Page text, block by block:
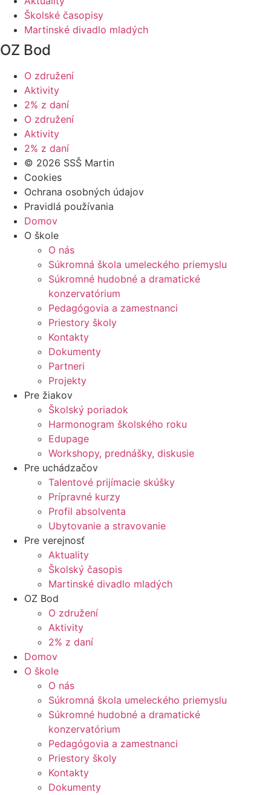
Školské časopisy
Martinské divadlo mladých
OZ Bod
O združení
Aktivity
2% z daní
O združení
Aktivity
2% z daní
© 2026 SSŠ Martin
Cookies
Ochrana osobných údajov
Pravidlá používania
Domov
O škole
O nás
Súkromná škola umeleckého priemyslu
Súkromné hudobné a dramatické
konzervatórium
Pedagógovia a zamestnanci
Priestory školy
Kontakty
Dokumenty
Partneri
Projekty
Pre žiakov
Školský poriadok
Harmonogram školského roku
Edupage
Workshopy, prednášky, diskusie
Pre uchádzačov
Talentové prijímacie skúšky
Prípravné kurzy
Profil absolventa
Ubytovanie a stravovanie
Pre verejnosť
Aktuality
Školský časopis
Martinské divadlo mladých
OZ Bod
O združení
Aktivity
2% z daní
Domov
O škole
O nás
Súkromná škola umeleckého priemyslu
Súkromné hudobné a dramatické
konzervatórium
Pedagógovia a zamestnanci
Priestory školy
Kontakty
Dokumenty